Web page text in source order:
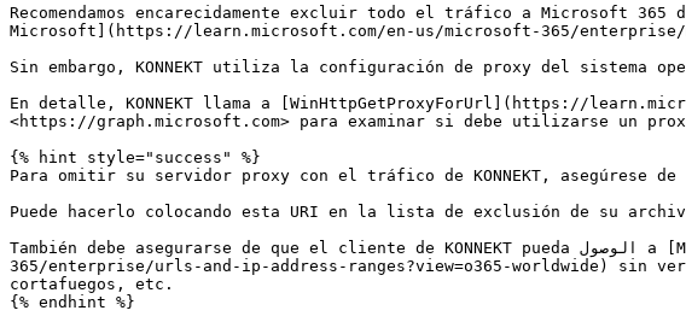
Recomendamos encarecidamente excluir todo el tráfico a Microsoft
Microsoft](https://learn.microsoft.com/en-us/microsoft-365/enterprise/
Sin embargo, KONNEKT utiliza la configuración de proxy del sistema
En detalle, KONNEKT llama a [WinHttpGetProxyForUrl](https://
<https://graph.microsoft.com> para examinar si debe utilizarse un
{% hint style="success" %}
Para omitir su servidor proxy con el tráfico de KONNEKT, asegúrese
Puede hacerlo colocando esta URI en la lista de exclusión de su
También debe asegurarse de que el cliente de KONNEKT pueda الوصول a [Microsoft Entra ID (Azure AD) y SharePoint Online](https://learn.microsoft.com/en-us/microsoft-
365/enterprise/urls-and-ip-address-ranges?view=o365-worldwide) sin
cortafuegos, etc.
{% endhint %}